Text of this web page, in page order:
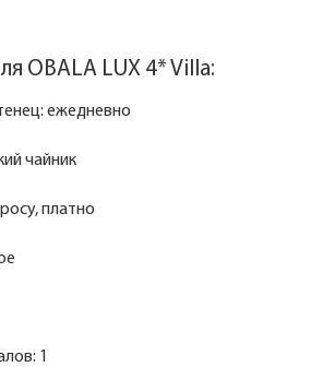
OBALA LUX 4* Villa:
ежедневно
чайник
платно
1